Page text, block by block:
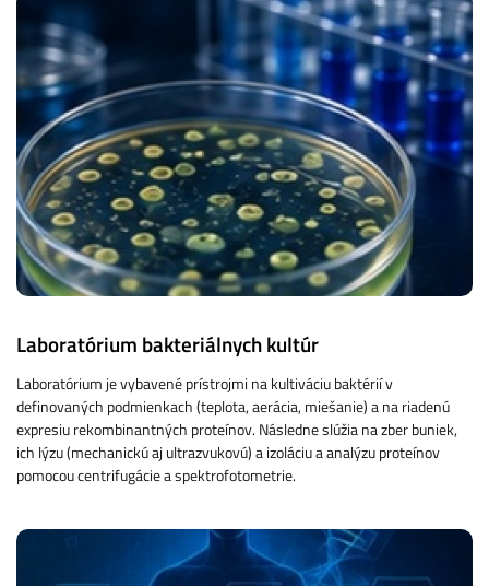
Laboratórium bakteriálnych kultúr
Laboratórium je vybavené prístrojmi na kultiváciu baktérií v
definovaných podmienkach (teplota, aerácia, miešanie) a na riadenú
expresiu rekombinantných proteínov. Následne slúžia na zber buniek,
ich lýzu (mechanickú aj ultrazvukovú) a izoláciu a analýzu proteínov
pomocou centrifugácie a spektrofotometrie.